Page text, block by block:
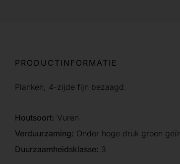
PRODUCTINFORMATIE
Planken, 4-zijde fijn bezaagd.
Houtsoort: Vuren
Verduurzaming: Onder hoge druk groen
Duurzaamheidsklasse: 3